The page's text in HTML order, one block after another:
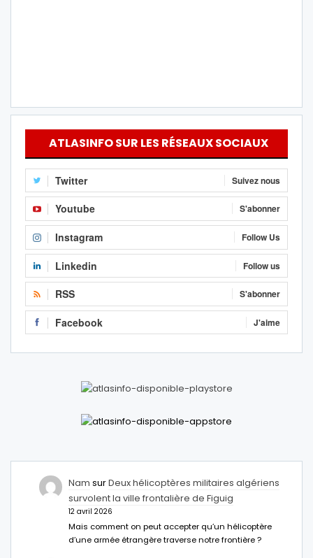
ATLASINFO SUR LES RÉSEAUX SOCIAUX
Twitter Suivez nous
Youtube S'abonner
Instagram Follow Us
Linkedin Follow us
RSS S'abonner
Facebook J'aime
Nam surDeux hélicoptères militaires algériens
survolent la ville frontalière de Figuig
12 avril 2026
Mais comment on peut accepter qu’un hélicoptère
d’une armée étrangère traverse notre frontière ?